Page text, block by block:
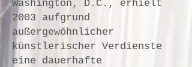
Washington, D.C., erhielt
2003 aufgrund
außergewöhnlicher
künstlerischer Verdienste
eine dauerhafte